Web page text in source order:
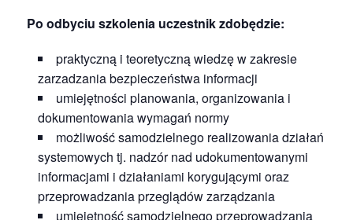
Po odbyciu szkolenia uczestnik zdobędzie:
praktyczną i teoretyczną wiedzę w zakresie
zarzadzania bezpieczeństwa informacji
umiejętności planowania, organizowania i
dokumentowania wymagań normy
możliwość samodzielnego realizowania działań
systemowych tj. nadzór nad udokumentowanymi
informacjami i działaniami korygującymi oraz
przeprowadzania przeglądów zarządzania
umiejętność samodzielnego przeprowadzania